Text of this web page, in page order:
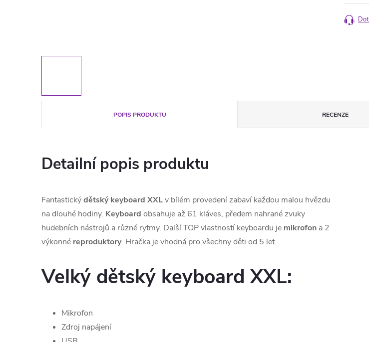
cena:
POPIS PRODUKTU RECENZE
Detailní popis produktu
Fantastickýdětský keyboard XXLv bílém provedení zabaví každou malou hvězdu
na dlouhé hodiny. Keyboard obsahuje až 61 kláves, předem nahrané zvuky
hudebních nástrojů a různé rytmy. Další TOP vlastností keyboardu je mikrofon a 2
výkonné reproduktory. Hračka je vhodná pro všechny děti od 5 let.
Velký dětský keyboard XXL:
Mikrofon
Zdroj napájení